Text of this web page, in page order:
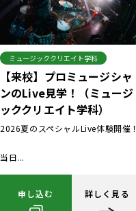
ミュージッククリエイト学科
【来校】プロミュージシャ
ンのLive見学！（ミュージ
ッククリエイト学科）
2026夏のスペシャルLive体験開催！
当日...
申し込む 詳しく見る